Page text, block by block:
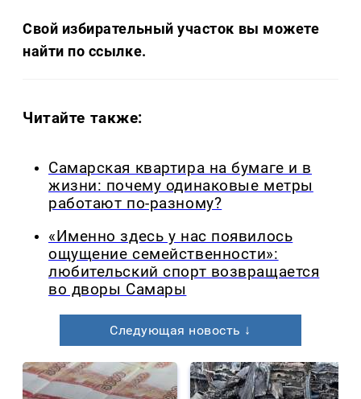
Свой избирательный участок вы можете
найти по ссылке.
Читайте также:
Самарская квартира на бумаге и в
жизни: почему одинаковые метры
работают по-разному?
«Именно здесь у нас появилось
ощущение семейственности»:
любительский спорт возвращается
во дворы Самары
Следующая новость ↓